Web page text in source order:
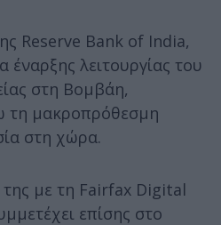
Reserve Bank of India,
έναρξης λειτουργίας του
στη Βομβάη,
τη μακροπρόθεσμη
στη χώρα.
με τη Fairfax Digital
επίσης στο